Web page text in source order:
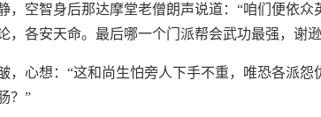
，空智身后那达摩堂老僧朗声说道：“咱们便依
，各安天命。最后哪一个门派帮会武功最强，谢
，心想：“这和尚生怕旁人下手不重，唯恐各派
？”